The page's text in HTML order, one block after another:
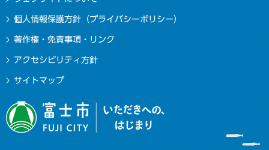
個人情報保護方針（プライバシーポリシー）
著作権・免責事項・リンク
アクセシビリティ方針
サイトマップ